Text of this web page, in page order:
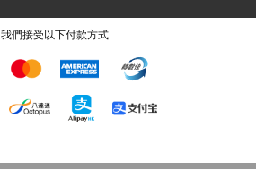
我們接受以下付款方式